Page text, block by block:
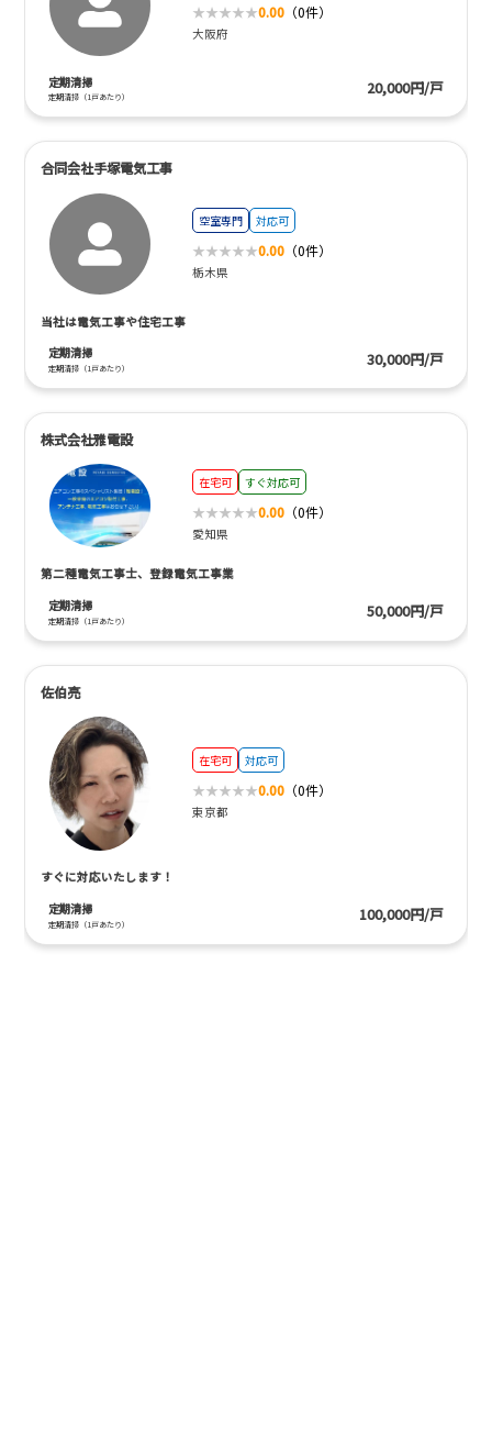
0.00 （0件）
大阪府
定期清掃
定期清掃（1戸あたり） 20,000円/戸
合同会社手塚電気工事
空室専門 対応可
0.00 （0件）
栃木県
当社は電気工事や住宅工事
定期清掃
定期清掃（1戸あたり） 30,000円/戸
株式会社雅電設
在宅可 すぐ対応可
0.00 （0件）
愛知県
第二種電気工事士、登録電気工事業
定期清掃
定期清掃（1戸あたり） 50,000円/戸
佐伯亮
在宅可 対応可
0.00 （0件）
東京都
すぐに対応いたします！
定期清掃
定期清掃（1戸あたり） 100,000円/戸